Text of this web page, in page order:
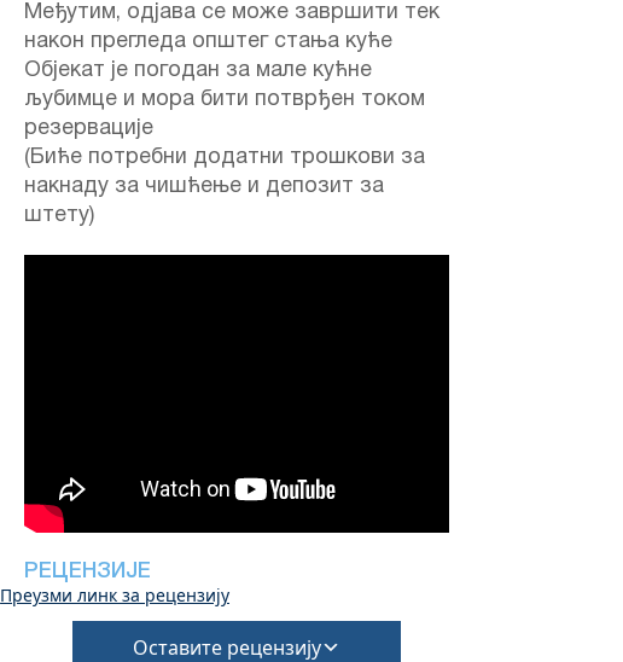
Међутим, одјава се може завршити тек
након прегледа општег стања куће
Објекат је погодан за мале кућне
љубимце и мора бити потврђен током
резервације
(Биће потребни додатни трошкови за
накнаду за чишћење и депозит за
штету)
РЕЦЕНЗИЈЕ
Преузми линк за рецензију
Оставите рецензију